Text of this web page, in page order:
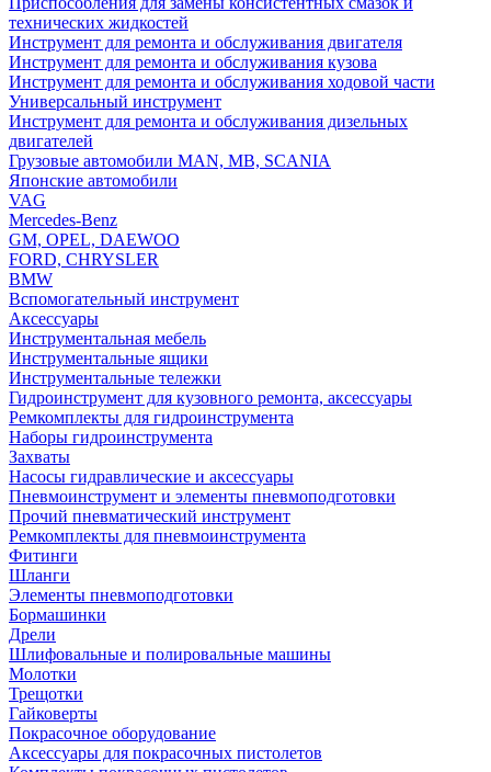
технических жидкостей
Инструмент для ремонта и обслуживания двигателя
Инструмент для ремонта и обслуживания кузова
Инструмент для ремонта и обслуживания ходовой части
Универсальный инструмент
Инструмент для ремонта и обслуживания дизельных
двигателей
Грузовые автомобили MAN, MB, SCANIA
Японские автомобили
VAG
Mercedes-Benz
GM, OPEL, DAEWOO
FORD, CHRYSLER
BMW
Вспомогательный инструмент
Аксессуары
Инструментальная мебель
Инструментальные ящики
Инструментальные тележки
Гидроинструмент для кузовного ремонта, аксессуары
Ремкомплекты для гидроинструмента
Наборы гидроинструмента
Захваты
Насосы гидравлические и аксессуары
Пневмоинструмент и элементы пневмоподготовки
Прочий пневматический инструмент
Ремкомплекты для пневмоинструмента
Фитинги
Шланги
Элементы пневмоподготовки
Бормашинки
Дрели
Шлифовальные и полировальные машины
Молотки
Трещотки
Гайковерты
Покрасочное оборудование
Аксессуары для покрасочных пистолетов